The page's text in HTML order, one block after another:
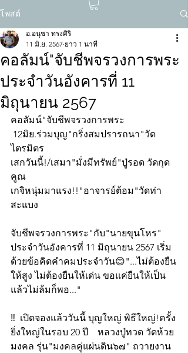
โพสต์
คอลัมน์"จับชีพจรวงการพระ
ประจำวันอังคารที่ 11
มิถุนายน 2567
อ.อนุชา ทรงศิริ
11 มิ.ย. 2567 ยาว 1 นาที
คอลัมน์"จับชีพจรวงการพระ
ไตรมิตร
เสกวันนี้!/เสมา"มั่งมีทรัพย์"ปู่รอด วัดกุด
คูณ
เกจิหนุ่มมาแรง!!"อาจารย์ต้อม"วัดท่า
สะแบง
จับชีพจรวงการพระ"กับ"นายขุนโหร"
ประจำวันอังคารที่ 11 มิถุนายน 2567 เริ่ม
ด้วยข้อคิดคำคมประจำวัน😊"...ไม่ต้องยืน
ให้สูง ไม่ต้องยืนให้เด่น ขอแค่ยืนให้เป็น
แล้วไม่ล้มก็พอ..."
‼️  เปิดจองแล้ววันนี้ บุญใหญ่ พิธีใหญ่!ครั้ง
ยิ่งใหญ่ในรอบ 20 ปี    หลวงปู่ทวด วัดห้วย
มงคล รุ่น"มงคลคู่แผ่นดิน๖๗" ถวายงาน